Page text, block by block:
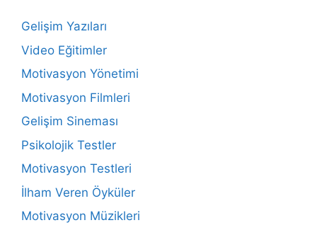
Gelişim Yazıları
Video Eğitimler
Motivasyon Yönetimi
Motivasyon Filmleri
Gelişim Sineması
Psikolojik Testler
Motivasyon Testleri
İlham Veren Öyküler
Motivasyon Müzikleri